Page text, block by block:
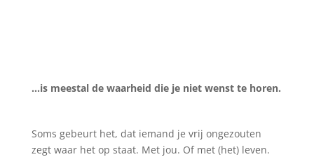
…is meestal de waarheid die je niet wenst te horen.
Soms gebeurt het, dat iemand je vrij ongezouten
zegt waar het op staat. Met jou. Of met (het) leven.